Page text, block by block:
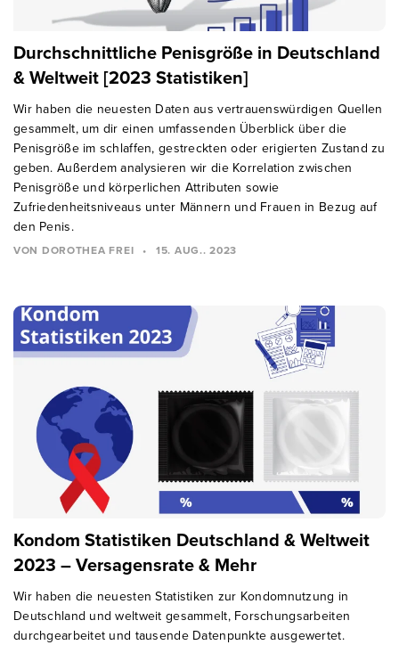
Durchschnittliche Penisgröße in Deutschland
& Weltweit [2023 Statistiken]
Wir haben die neuesten Daten aus vertrauenswürdigen Quellen
gesammelt, um dir einen umfassenden Überblick über die
Penisgröße im schlaffen, gestreckten oder erigierten Zustand zu
geben. Außerdem analysieren wir die Korrelation zwischen
Penisgröße und körperlichen Attributen sowie
Zufriedenheitsniveaus unter Männern und Frauen in Bezug auf
den Penis.
VON DOROTHEA FREI • 15. AUG.. 2023
Kondom Statistiken Deutschland & Weltweit
2023 – Versagensrate & Mehr
Wir haben die neuesten Statistiken zur Kondomnutzung in
Deutschland und weltweit gesammelt, Forschungsarbeiten
durchgearbeitet und tausende Datenpunkte ausgewertet.